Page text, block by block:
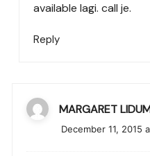
available lagi. call je.
Reply
MARGARET
December 11, 2015